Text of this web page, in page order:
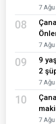
7
08
7
09
9
2
7 Ağu
10
7